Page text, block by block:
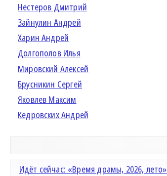
Нестеров Дмитрий
Зайнулин Андрей
Харин Андрей
Долгополов Илья
Мировский Алексей
Брусникин Сергей
Яковлев Максим
Кедровских Андрей
Идёт сейчас: «Время драмы, 2026, лето»